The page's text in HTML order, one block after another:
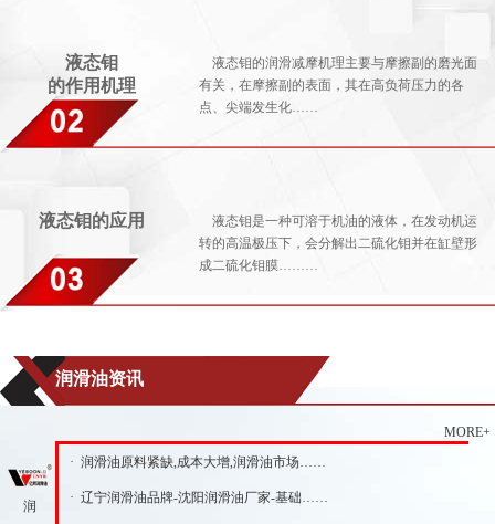
液态钼
的作用机理
液态钼的润滑减摩机理主要与摩擦副的磨光面
有关，在摩擦副的表面，其在高负荷压力的各
点、尖端发生化……
液态钼的应用
液态钼是一种可溶于机油的液体，在发动机运
转的高温极压下，会分解出二硫化钼并在缸壁形
成二硫化钼膜………
润滑油资讯
MORE+
润
· 润滑油原料紧缺,成本大增,润滑油市场……
· 辽宁润滑油品牌-沈阳润滑油厂家-基础……